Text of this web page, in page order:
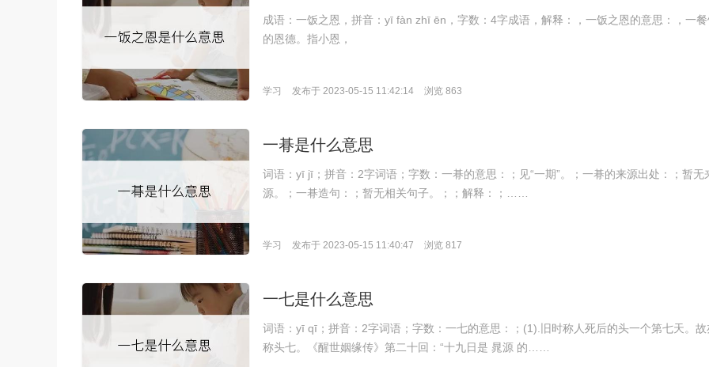
成语：一饭之恩，拼音：yī fàn zhī ēn，字数：4字成语，解释：，一饭之恩的意思：，一
的恩德。指小恩，
学习 发布于 2023-05-15 11:42:14 浏览 863
一朞是什么意思
词语：yī jī；拼音：2字词语；字数：一朞的意思：；见“一期”。；一朞的来源出处：；暂无
源。；一朞造句：；暂无相关句子。；；解释：；……
学习 发布于 2023-05-15 11:40:47 浏览 817
一七是什么意思
词语：yī qī；拼音：2字词语；字数：一七的意思：；(1).旧时称人死后的头一个第七天。故
称头七。《醒世姻缘传》第二十回：“十九日是 晁源 的……